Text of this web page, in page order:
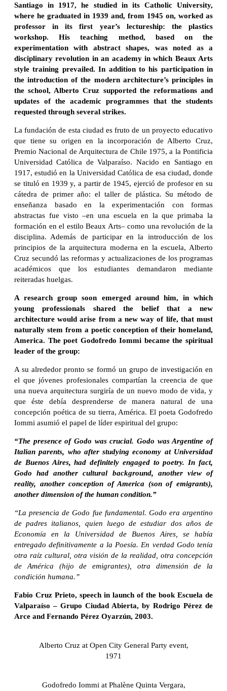
Santiago in 1917, he studied in its Catholic University,
where he graduated in 1939 and, from 1945 on, worked as
professor in its first year’s lectureship: the plastics
workshop. His teaching method, based on the
experimentation with abstract shapes, was noted as a
disciplinary revolution in an academy in which Beaux Arts
style training prevailed. In addition to his participation in
the introduction of the modern architecture’s principles in
the school, Alberto Cruz supported the reformations and
updates of the academic programmes that the students
requested through several strikes.
La fundación de esta ciudad es fruto de un proyecto educativo
que tiene su origen en la incorporación de Alberto Cruz,
Premio Nacional de Arquitectura de Chile 1975, a la Pontificia
Universidad Católica de Valparaíso. Nacido en Santiago en
1917, estudió en la Universidad Católica de esa ciudad, donde
se tituló en 1939 y, a partir de 1945, ejerció de profesor en su
cátedra de primer año: el taller de plástica. Su método de
enseñanza basado en la experimentación con formas
abstractas fue visto –en una escuela en la que primaba la
formación en el estilo Beaux Arts– como una revolución de la
disciplina. Además de participar en la introducción de los
principios de la arquitectura moderna en la escuela, Alberto
Cruz secundó las reformas y actualizaciones de los programas
académicos que los estudiantes demandaron mediante
reiteradas huelgas.
A research group soon emerged around him, in which
young professionals shared the belief that a new
architecture would arise from a new way of life, that must
naturally stem from a poetic conception of their homeland,
America. The poet Godofredo Iommi became the spiritual
leader of the group:
A su alrededor pronto se formó un grupo de investigación en
el que jóvenes profesionales compartían la creencia de que
una nueva arquitectura surgiría de un nuevo modo de vida, y
que éste debía desprenderse de manera natural de una
concepción poética de su tierra, América. El poeta Godofredo
Iommi asumió el papel de líder espiritual del grupo:
“The presence of Godo was crucial. Godo was Argentine of
Italian parents, who after studying economy at Universidad
de Buenos Aires, had definitely engaged to poetry. In fact,
Godo had another cultural background, another view of
reality, another conception of America (son of emigrants),
another dimension of the human condition.”
“La presencia de Godo fue fundamental. Godo era argentino
de padres italianos, quien luego de estudiar dos años de
Economía en la Universidad de Buenos Aires, se había
entregado definitivamente a la Poesía. En verdad Godo tenía
otra raíz cultural, otra visión de la realidad, otra concepción
de América (hijo de emigrantes), otra dimensión de la
condición humana.”
Fabio Cruz Prieto, speech in launch of the book Escuela de
Valparaíso – Grupo Ciudad Abierta, by Rodrigo Pérez de
Arce and Fernando Pérez Oyarzún, 2003.
Alberto Cruz at Open City General Party event,
1971
Godofredo Iommi at Phalène Quinta Vergara,